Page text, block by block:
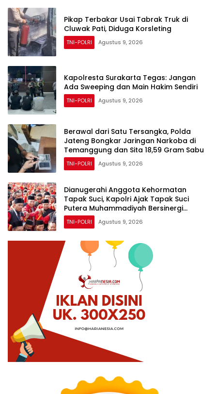
Pikap Terbakar Usai Tabrak Truk di
Cluwak Pati, Diduga Korsleting
TNI-POLRI Agustus 9, 2026
Kapolresta Surakarta Tegas: Jangan
Ada Sweeping dan Main Hakim Sendiri
TNI-POLRI Agustus 9, 2026
Berawal dari Satu Tersangka, Polda
Jateng Bongkar Jaringan Narkoba di
Temanggung dan Sita 18,59 Gram Sabu
TNI-POLRI Agustus 9, 2026
Dianugerahi Anggota Kehormatan
Tapak Suci, Kapolri Ajak Tapak Suci
Putera Muhammadiyah Bersinergi
dengan Polri Jaga Generasi Muda dari
Ancaman Zaman
TNI-POLRI Agustus 9, 2026